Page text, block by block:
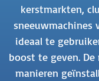
kerstmarkten,
sneeuwmachines
ideaal te
boost te geven.
manieren